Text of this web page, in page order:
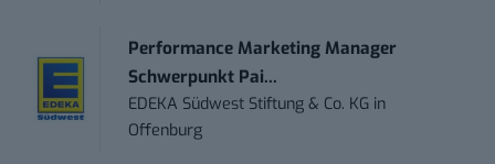
Performance Marketing Manager
Schwerpunkt Pai...
EDEKA Südwest Stiftung & Co. KG in
Offenburg